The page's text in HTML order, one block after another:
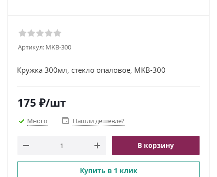
Артикул: MKB-300
Кружка 300мл, стекло опаловое, MKB-300
175 ₽/шт
Много Нашли дешевле?
В корзину
Купить в 1 клик